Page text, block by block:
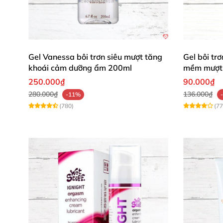
Gel kích thích núm vú Bijoux Nipple Play
ấn tượng và hiệu quả thực tế, đây là sản
Mua ngay hôm nay để biến mọi khoảnh khắc
Gel Vanessa bôi trơn siêu mượt tăng
khoái cảm dưỡng ẩm 200ml
250.000₫
280.000₫
-11%
(780)
Gel bôi
mềm
90.000₫
136.000₫